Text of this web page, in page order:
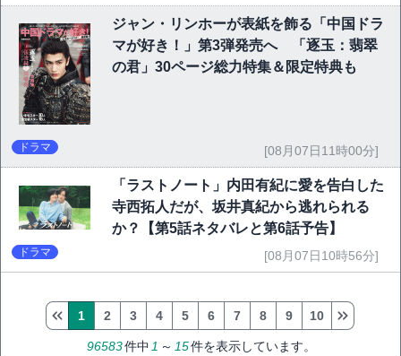
ジャン・リンホーが表紙を飾る「中国ドラ
マが好き！」第3弾発売へ 「逐玉：翡翠
の君」30ページ総力特集＆限定特典も
ドラマ [08月07日11時00分]
「ラストノート」内田有紀に愛を告白した
寺西拓人だが、坂井真紀から逃れられる
か？【第5話ネタバレと第6話予告】
ドラマ [08月07日10時56分]
96583件中1 ～ 15件を表示しています。
1 2 3 4 5 6 7 8 9 10